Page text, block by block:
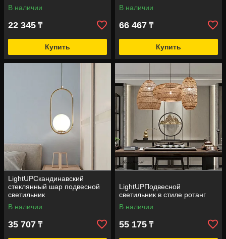
В наличии
22 345 ₸
Купить
В наличии
66 467 ₸
Купить
LightUPСкандинавский
стеклянный шар подвесной
светильник
В наличии
35 707 ₸
LightUPПодвесной
светильник в стиле ротанг
В наличии
55 175 ₸